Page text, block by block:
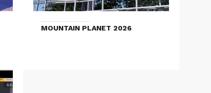
MOUNTAIN PLANET 2026